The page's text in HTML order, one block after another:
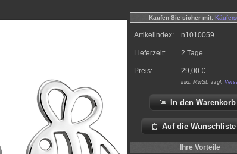
Kaufen Sie sicher mit:
Artikelindex: n1010059
Lieferzeit: 2 Tage
Preis: 29,00 €
inkl. MwSt. zzgl.
In den Warenkorb
Auf die Wunschliste
Ihre Vorteile